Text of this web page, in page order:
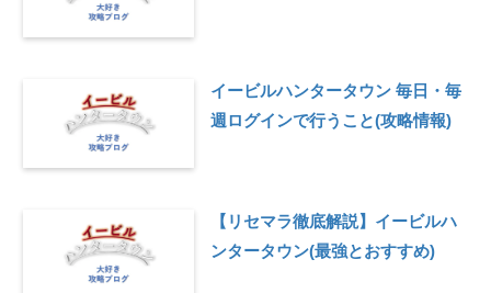
イービルハンタータウン 毎日・毎
週ログインで行うこと(攻略情報)
【リセマラ徹底解説】イービルハ
ンタータウン(最強とおすすめ)